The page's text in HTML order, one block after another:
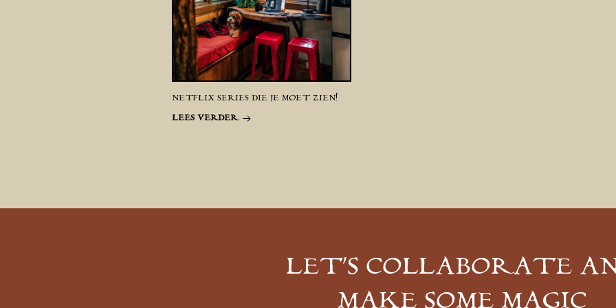
NETFLIX SERIES DIE JE MOET ZIEN!
LEES VERDER
LET’S COLLABORATE
MAKE SOME MAGIC